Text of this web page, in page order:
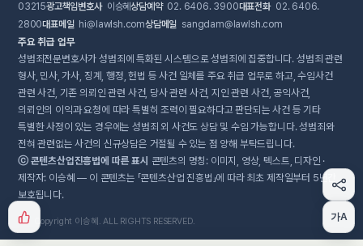
03215광고책임변호사 이승혜상담예약 02. 6406. 3900대표전화 02. 6406.
2800대표메일 hi@lawlsh.com상담메일 sangdam@lawlsh.com
주요 취급 업무
성범죄전문변호사가 성범죄에 특화된 시스템으로 성범죄에 집중합니다. 성범죄 관련
형사, 민사, 가사, 징계, 행정, 헌법 등 사건 일체를 주요 취급 업무로 하고, 수임사건
관련 사건, 기존 의뢰인 관련 사건, 당사 관련 사건, 지인 관련 사건, 공익사건,
의뢰인의 이익과 요청에 따라 특별히 조력이 필요하다고 판단되는 사건 등 기타
특별한 사정이 있는 경우에는 성범죄 외 사건도 상담 및 수임 가능합니다. 성범죄와
전혀 관련없는 사건의 신규상담은 거절될 수 있는 점 양해 부탁드립니다.
ⓒ 콘텐츠산업진흥법에 따른 표시 콘텐츠의 명칭: 이미지, 영상, 텍스트, 디자인 ·
제작자: 이승혜 — 이 콘텐츠는 「콘텐츠산업 진흥법」에 따라 최초 제작일부터 5년간
보호됩니다.
Copyright 이승혜. ALL RIGHTS RESERVED. 가A